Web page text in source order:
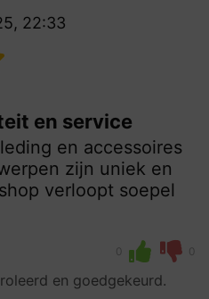
22:33
en service
en accessoires
zijn uniek en
verloopt soepel
0 0
en goedgekeurd.